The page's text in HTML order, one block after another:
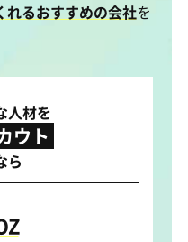
れるおすすめの会社を
人材を
ウト
ら